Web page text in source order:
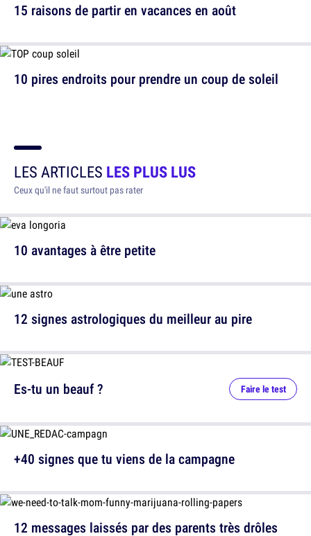
15 raisons de partir en vacances en août
10 pires endroits pour prendre un coup de soleil
LES ARTICLES LES PLUS LUS
Ceux qu'il ne faut surtout pas rater
10 avantages à être petite
12 signes astrologiques du meilleur au pire
12 messages laissés par des parents très drôles
Es-tu un beauf ? Faire le test
+40 signes que tu viens de la campagne